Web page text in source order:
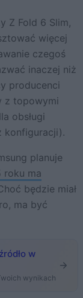
Z Fold 6 Slim,
więcej
czegoś
inaczej niż
producenci
z topowymi
obsługi
konfiguracji).
planuje
roku ma
będzie miał
ma być
w
wynikach